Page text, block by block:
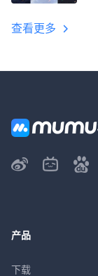
查看更多
产品
下载